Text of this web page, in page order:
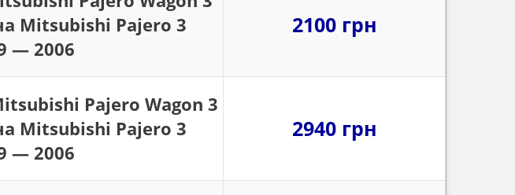
Mitsubishi Pajero 3
— 2006
2100 грн
Pajero Wagon 3
Mitsubishi Pajero 3
— 2006
2940 грн